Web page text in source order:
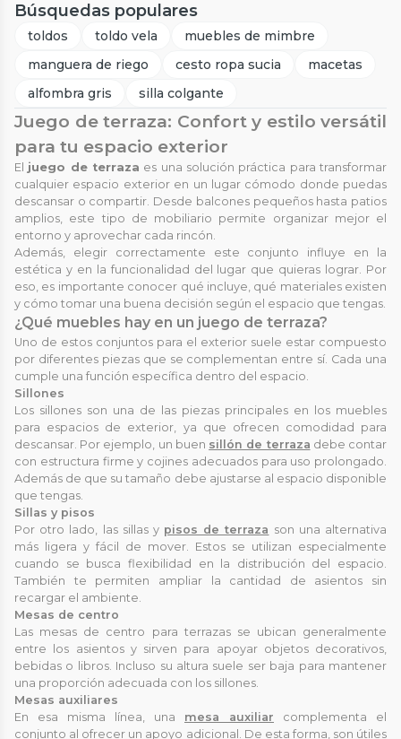
Búsquedas populares
toldos toldo vela
muebles de mimbre
manguera de riego
cesto ropa sucia
macetas
alfombra gris
silla colgante
Juego de terraza: Confort y estilo versátil
para tu espacio exterior
El juego de terraza es una solución práctica para transformar
cualquier espacio exterior en un lugar cómodo donde puedas
descansar o compartir. Desde balcones pequeños hasta patios
amplios, este tipo de mobiliario permite organizar mejor el
entorno y aprovechar cada rincón.
Además, elegir correctamente este conjunto influye en la
estética y en la funcionalidad del lugar que quieras lograr. Por
eso, es importante conocer qué incluye, qué materiales existen
y cómo tomar una buena decisión según el espacio que tengas.
¿Qué muebles hay en un juego de terraza?
Uno de estos conjuntos para el exterior suele estar compuesto
por diferentes piezas que se complementan entre sí. Cada una
cumple una función específica dentro del espacio.
Sillones
Los sillones son una de las piezas principales en los muebles
para espacios de exterior, ya que ofrecen comodidad para
descansar. Por ejemplo, un buen sillón de terraza debe contar
con estructura firme y cojines adecuados para uso prolongado.
Además de que su tamaño debe ajustarse al espacio disponible
que tengas.
Sillas y pisos
Por otro lado, las sillas y pisos de terraza son una alternativa
más ligera y fácil de mover. Estos se utilizan especialmente
cuando se busca flexibilidad en la distribución del espacio.
También te permiten ampliar la cantidad de asientos sin
recargar el ambiente.
Mesas de centro
Las mesas de centro para terrazas se ubican generalmente
entre los asientos y sirven para apoyar objetos decorativos,
bebidas o libros. Incluso su altura suele ser baja para mantener
una proporción adecuada con los sillones.
Mesas auxiliares
En esa misma línea, una mesa auxiliar complementa el
conjunto al ofrecer un apoyo adicional. De esta forma, son útiles